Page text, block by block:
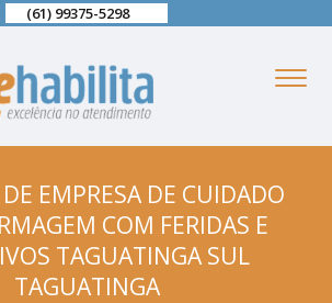
(61) 99375-5298
EMPRESA DE CUIDADO
COM FERIDAS E
TAGUATINGA SUL
TAGUATINGA